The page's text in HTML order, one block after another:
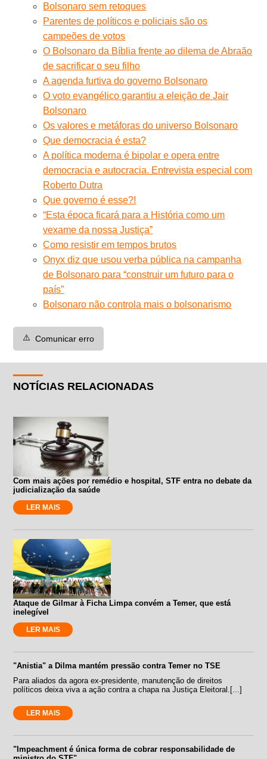
Bolsonaro sem retoques
Parentes de políticos e policiais são os
campeões de votos
O Bolsonaro da Bíblia frente ao dilema de Abraão
de sacrificar o seu filho
A agenda furtiva do governo Bolsonaro
O voto evangélico garantiu a eleição de Jair
Bolsonaro
Os valores e metáforas do universo Bolsonaro
Que democracia é esta?
A política moderna é bipolar e opera entre
democracia e autocracia. Entrevista especial com
Roberto Dutra
Que governo é esse?!
“Esta época ficará para a História como um
vexame da nossa Justiça”
Como resistir em tempos brutos
Onyx diz que usou verba pública na campanha
de Bolsonaro para “construir um futuro para o
país”
Bolsonaro não controla mais o bolsonarismo
⚠️ Comunicar erro
NOTÍCIAS RELACIONADAS
Com mais ações por remédio e hospital, STF entra no debate da
judicialização da saúde
LER MAIS
Ataque de Gilmar à Ficha Limpa convém a Temer, que está
inelegível
LER MAIS
"Anistia" a Dilma mantém pressão contra Temer no TSE
Para aliados da agora ex-presidente, manutenção de direitos
políticos deixa viva a ação contra a chapa na Justiça Eleitoral.[...]
LER MAIS
"Impeachment é única forma de cobrar responsabilidade de